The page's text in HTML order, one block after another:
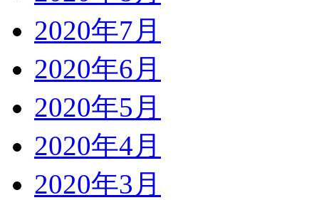
2020年7月
2020年6月
2020年5月
2020年4月
2020年3月